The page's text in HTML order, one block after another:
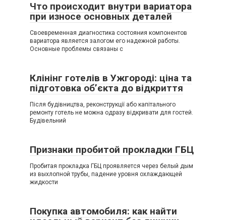
Что происходит внутри вариатора
при износе основных деталей
Своевременная диагностика состояния компонентов
вариатора является залогом его надежной работы.
Основные проблемы связаны с
Клінінг готелів в Ужгороді: ціна та
підготовка об’єкта до відкриття
Після будівництва, реконструкції або капітального
ремонту готель не можна одразу відкривати для гостей.
Будівельний
Признаки пробитой прокладки ГБЦ
Пробитая прокладка ГБЦ проявляется через белый дым
из выхлопной трубы, падение уровня охлаждающей
жидкости
Покупка автомобиля: как найти